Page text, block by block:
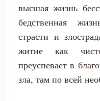
Плач
Подвиг
высшая жизнь
бедственная
страсти и
житие как
преуспевает в
зла, там по всей